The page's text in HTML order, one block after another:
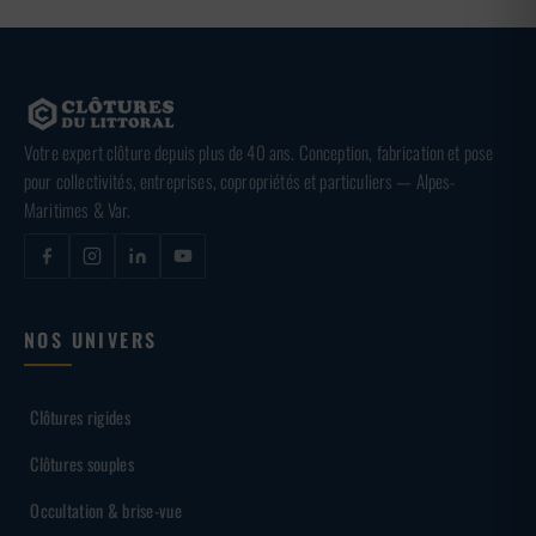
Votre expert clôture depuis plus de 40 ans. Conception, fabrication et pose
pour collectivités, entreprises, copropriétés et particuliers — Alpes-
Maritimes & Var.
NOS UNIVERS
Clôtures rigides
Clôtures souples
Occultation & brise-vue